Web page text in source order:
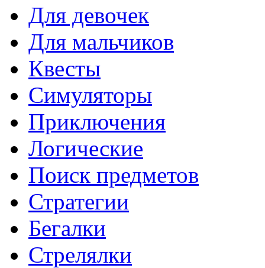
Для девочек
Для мальчиков
Квесты
Симуляторы
Приключения
Логические
Поиск предметов
Стратегии
Бегалки
Стрелялки